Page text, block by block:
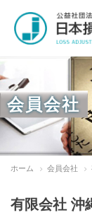
会員会社
ホーム 会員会社
有限会社 沖